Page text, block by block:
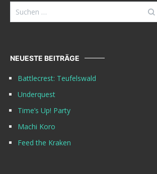
Suchen
nach:
NEUESTE BEITRÄGE
Battlecrest: Teufelswald
Underquest
Time’s Up! Party
Machi Koro
Feed the Kraken